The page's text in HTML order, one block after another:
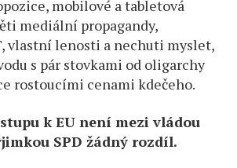
mobilové a tabletová
mediální propagandy,
vlastní lenosti a nechuti myslet,
s pár stovkami od oligarchy
rostoucími cenami kdečeho.
k EU není mezi vládou
SPD žádný rozdíl.